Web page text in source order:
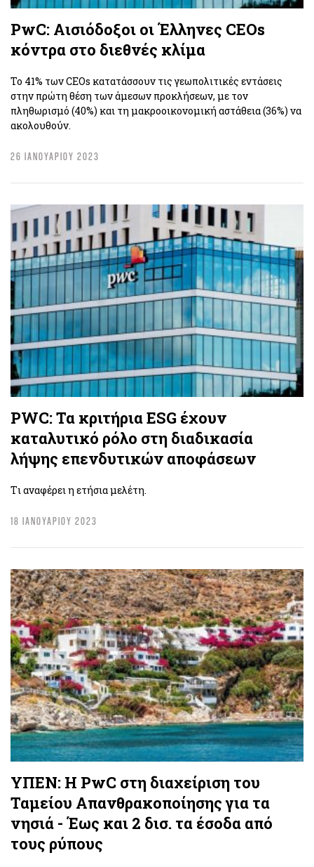
PwC: Αισιόδοξοι οι Έλληνες CEOs
κόντρα στο διεθνές κλίμα
To 41% των CEOs κατατάσσουν τις γεωπολιτικές εντάσεις
στην πρώτη θέση των άμεσων προκλήσεων, με τον
πληθωρισμό (40%) και τη μακροοικονομική αστάθεια (36%) να
ακολουθούν.
26 ΙΑΝΟΥΑΡΙΟΥ 2023
PWC: Τα κριτήρια ESG έχουν
καταλυτικό ρόλο στη διαδικασία
λήψης επενδυτικών αποφάσεων
Tι αναφέρει η ετήσια μελέτη.
18 ΙΑΝΟΥΑΡΙΟΥ 2023
ΥΠΕΝ: Η PwC στη διαχείριση του
Ταμείου Απανθρακοποίησης για τα
νησιά - Έως και 2 δισ. τα έσοδα από
τους ρύπους